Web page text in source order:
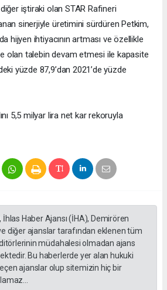
iştiraki olan STAR Rafineri
sinerjiyle üretimini sürdüren Petkim,
hijyen ihtiyacının artması ve özellikle
olan talebin devam etmesi ile kapasite
yüzde 87,9’dan 2021’de yüzde
5,5 milyar lira net kar rekoruyla
Haber Ajansı (İHA), Demirören
diğer ajanslar tarafından eklenen tüm
müdahalesi olmadan ajans
Bu haberlerde yer alan hukuki
ajanslar olup sitemizin hiç bir